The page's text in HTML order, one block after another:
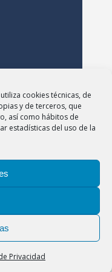
utiliza cookies técnicas, de
y de terceros, que
así como hábitos de
estadísticas del uso de la
Privacidad
|ZAMORA